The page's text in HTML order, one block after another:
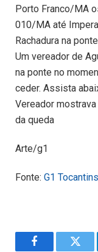
Porto Franco/MA
010/MA até
Rachadura na ponte
Um vereador de
na ponte no
ceder. Assista
Vereador
da queda
Arte/g1
Fonte: G1 Tocantins